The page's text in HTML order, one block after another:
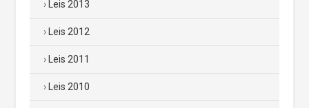
Leis 2013
Leis 2012
Leis 2011
Leis 2010